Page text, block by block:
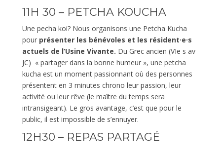
11H 30 – PETCHA KOUCHA
Une pecha koi? Nous organisons une Petcha Kucha
pour présenter les bénévoles et les résident·e·s
actuels de l’Usine Vivante. Du Grec ancien (VIe s av
JC) « partager dans la bonne humeur », une petcha
kucha est un moment passionnant où des personnes
présentent en 3 minutes chrono leur passion, leur
activité ou leur rêve (le maître du temps sera
intransigeant). Le gros avantage, c’est que pour le
public, il est impossible de s’ennuyer.
12H30 – REPAS PARTAGÉ